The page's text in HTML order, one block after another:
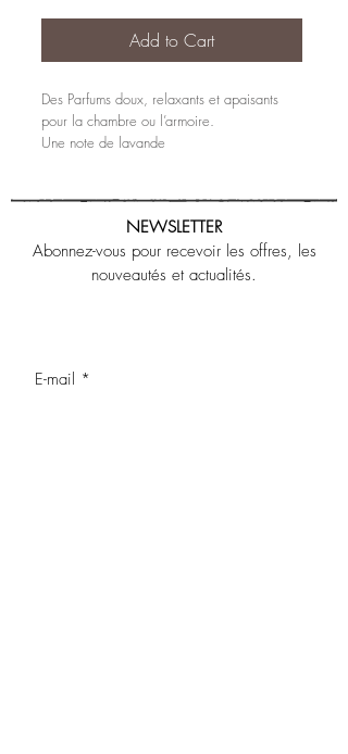
Add to Cart
Des Parfums doux, relaxants et apaisants
pour la chambre ou l’armoire.
Une note de lavande
NEWSLETTER
Abonnez-vous pour recevoir les offres, les
nouveautés et actualités.